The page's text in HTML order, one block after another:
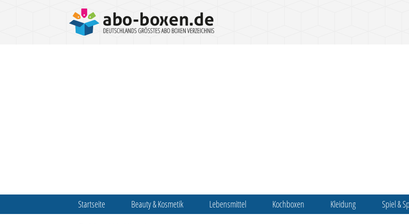
Startseite Beauty & Kosmetik Lebensmittel Kochboxen Kleidung Spiel &